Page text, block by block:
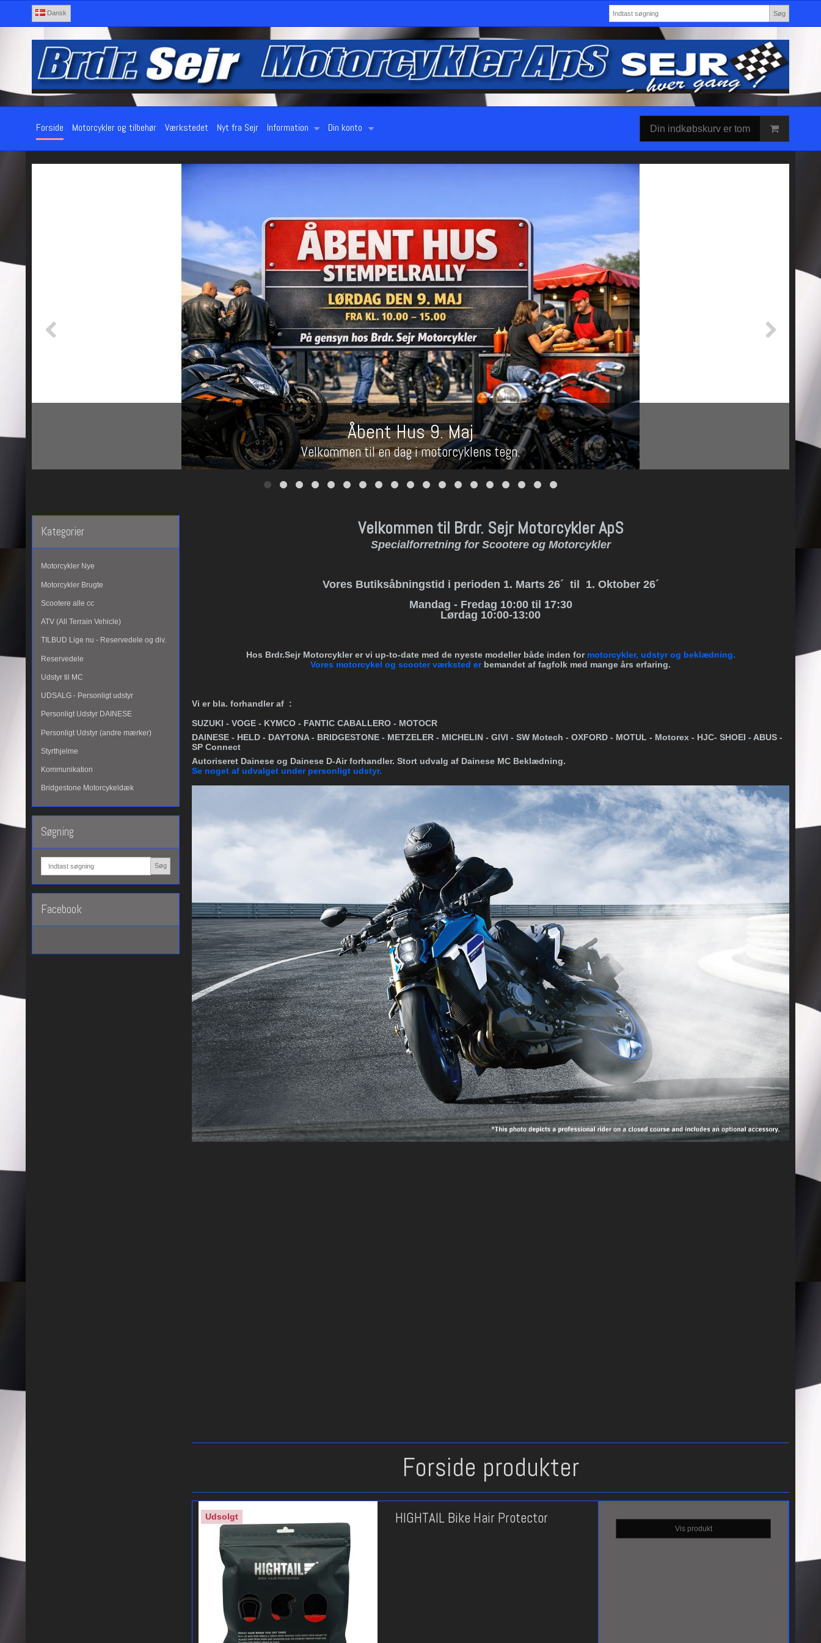
Dansk Søg
Forside Motorcykler og tilbehør Værkstedet Nyt fra Sejr Information Din konto Din indkøbskurv er tom
Åbent Hus 9. Maj
Velkommen til en dag i motorcyklens tegn.
NYT mærke i butikken Voge ankommer først i Maj. Klik på billedet og se mere.
Kategorier
Motorcykler Nye
Motorcykler Brugte
Scootere alle cc
ATV (All Terrain Vehicle)
TILBUD Lige nu - Reservedele og div.
Reservedele
Udstyr til MC
UDSALG - Personligt udstyr
Personligt Udstyr DAINESE
Personligt Udstyr (andre mærker)
Styrthjelme
Kommunikation
Bridgestone Motorcykeldæk
Søgning
Søg
Facebook
Velkommen til Brdr. Sejr Motorcykler ApS
Specialforretning for Scootere og Motorcykler
Vores Butiksåbningstid i perioden 1. Marts 26´ til 1. Oktober 26´
Mandag - Fredag 10:00 til 17:30
Lørdag 10:00-13:00
Hos Brdr.Sejr Motorcykler er vi up-to-date med de nyeste modeller både inden for motorcykler, udstyr og beklædning.
Vores motorcykel og scooter værksted erbemandet af fagfolk med mange års erfaring.
Vi er bla. forhandler af :
SUZUKI -VOGE - KYMCO - FANTIC CABALLERO - MOTOCR
DAINESE - HELD - DAYTONA - BRIDGESTONE - METZELER - MICHELIN - GIVI - SW Motech - OXFORD - MOTUL - Motorex - HJC- SHOEI - ABUS -
SP Connect
Autoriseret Dainese og Dainese D-Air forhandler. Stort udvalg af Dainese MC Beklædning.
Se noget af udvalget under personligt udstyr.
Forside produkter
Udsolgt HIGHTAIL Bike Hair Protector
Vis produkt